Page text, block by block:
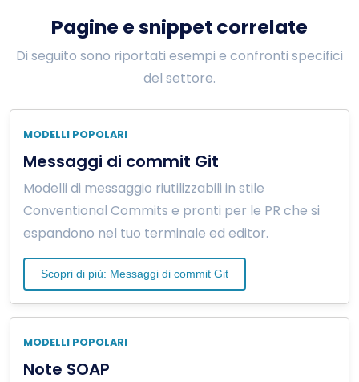
Pagine e snippet correlate
Di seguito sono riportati esempi e confronti specifici
del settore.
MODELLI POPOLARI
Messaggi di commit Git
Modelli di messaggio riutilizzabili in stile
Conventional Commits e pronti per le PR che si
espandono nel tuo terminale ed editor.
Scopri di più: Messaggi di commit Git
MODELLI POPOLARI
Note SOAP